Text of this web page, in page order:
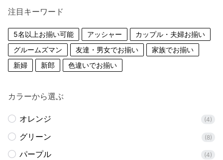
象:
注目キーワード
5名以上お揃い可能 アッシャー
カップル・夫婦お揃い
グルームズマン
友達・男女でお揃い
家族でお揃い
新婦
新郎 色違いでお揃い
カラーから選ぶ
オレンジ (4)
グリーン (8)
パープル (4)